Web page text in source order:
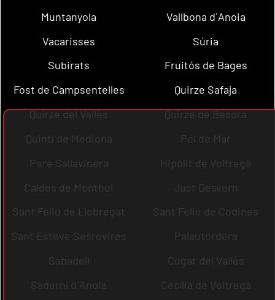
Muntanyola
Vallbona d´Anoia
Vacarisses
Súria
Subirats
Fruitós de Bages
Fost de Campsentelles
Quirze Safaja
Quirze del Vallès
Quirze de Besora
Quintí de Mediona
Pol de Mar
Pere Sallavinera
Hipòlit de Voltregà
Caldes de Montbui
Just Desvern
Sant Feliu de Llobregat
Sant Feliu de Codines
Sant Esteve Sesrovires
Palautordera
Sabadell
Cugat del Vallès
Sadurní d´Anoia
Cecília de Voltregà